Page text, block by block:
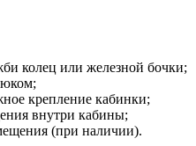
колец или железной бочки;
крепление кабинки;
внутри кабины;
(при наличии).